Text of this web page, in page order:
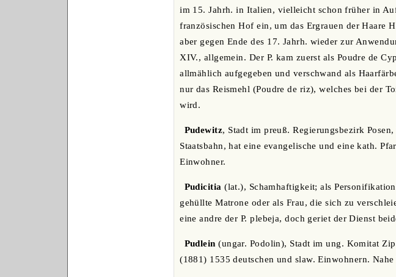
im 15. Jahrh. in Italien, vielleicht schon früher in
französischen Hof ein, um das Ergrauen der Haare
aber gegen Ende des 17. Jahrh. wieder zur
XIV., allgemein. Der P. kam zuerst als Poudre de
allmählich aufgegeben und verschwand als
nur das Reismehl (Poudre de riz), welches bei der
wird.
Pudewitz, Stadt im preuß. Regierungsbezirk
Staatsbahn, hat eine evangelische und eine kath.
Einwohner.
Pudicitia (lat.), Schamhaftigkeit; als
gehüllte Matrone oder als Frau, die sich zu
eine andre der P. plebeja, doch geriet der Dienst
Pudlein (ungar. Podolin), Stadt im ung. Komitat
(1881) 1535 deutschen und slaw. Einwohnern.